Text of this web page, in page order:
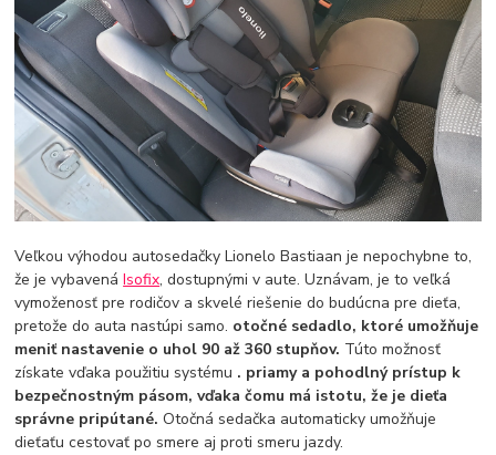
Veľkou výhodou autosedačky Lionelo Bastiaan je nepochybne to,
že je vybavenáIsofix, dostupnými v aute. Uznávam, je to veľká
vymoženosť pre rodičov a skvelé riešenie do budúcna pre dieťa,
pretože do auta nastúpi samo. otočné sedadlo, ktoré umožňuje
meniť nastavenie o uhol 90 až 360 stupňov. Túto možnosť
získate vďaka použitiu systému . priamy a pohodlný prístup k
bezpečnostným pásom, vďaka čomu má istotu, že je dieťa
správne pripútané. Otočná sedačka automaticky umožňuje
dieťaťu cestovať po smere aj proti smeru jazdy.